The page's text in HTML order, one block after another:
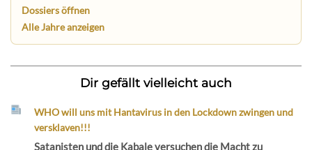
Dossiers öffnen
Alle Jahre anzeigen
Dir gefällt vielleicht auch
WHO will uns mit Hantavirus in den Lockdown zwingen und
versklaven!!!
Satanisten und die Kabale versuchen die Macht zu